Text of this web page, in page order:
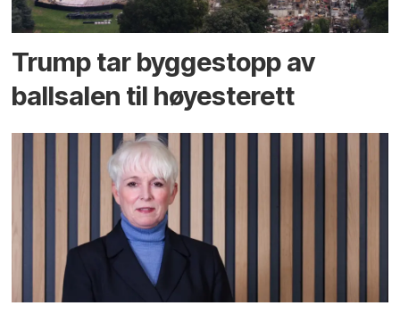
Trump tar byggestopp av
ballsalen til høyesterett